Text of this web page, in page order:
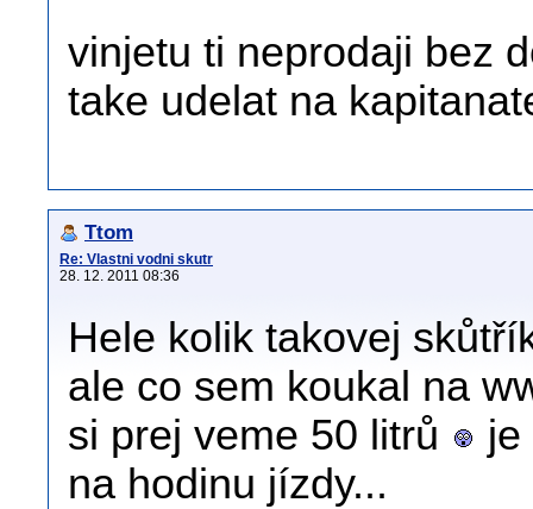
vinjetu ti neprodaji bez
take udelat na
Ttom
Re: Vlastni vodni skutr
28. 12. 2011 08:36
Hele kolik takovej
ale co sem koukal na
si prej veme 50 litrů
je
na hodinu jízdy...